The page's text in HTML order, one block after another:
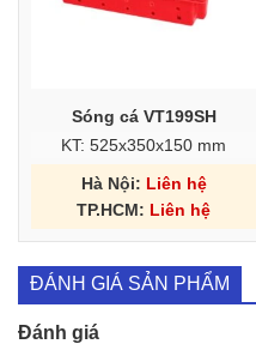
Sóng cá VT199SH
KT: 525x350x150 mm
Hà Nội: Liên hệ
TP.HCM: Liên hệ
ĐÁNH GIÁ SẢN PHẨM
Đánh giá